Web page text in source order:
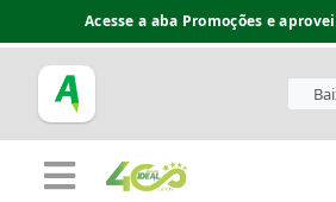
Acesse a aba Promoções e